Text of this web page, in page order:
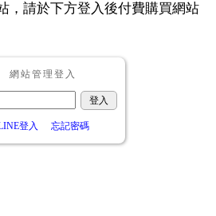
，請於下方登入後付費購買網站
網站管理登入
登入 忘記密碼